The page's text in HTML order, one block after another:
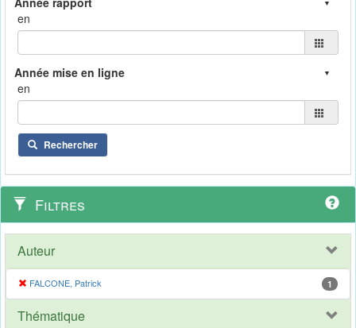
en
en
Rechercher
Filtres
Auteur
FALCONE, Patrick 1
Thématique